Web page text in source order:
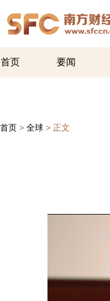
首页 要闻
首页 > 全球 > 正文